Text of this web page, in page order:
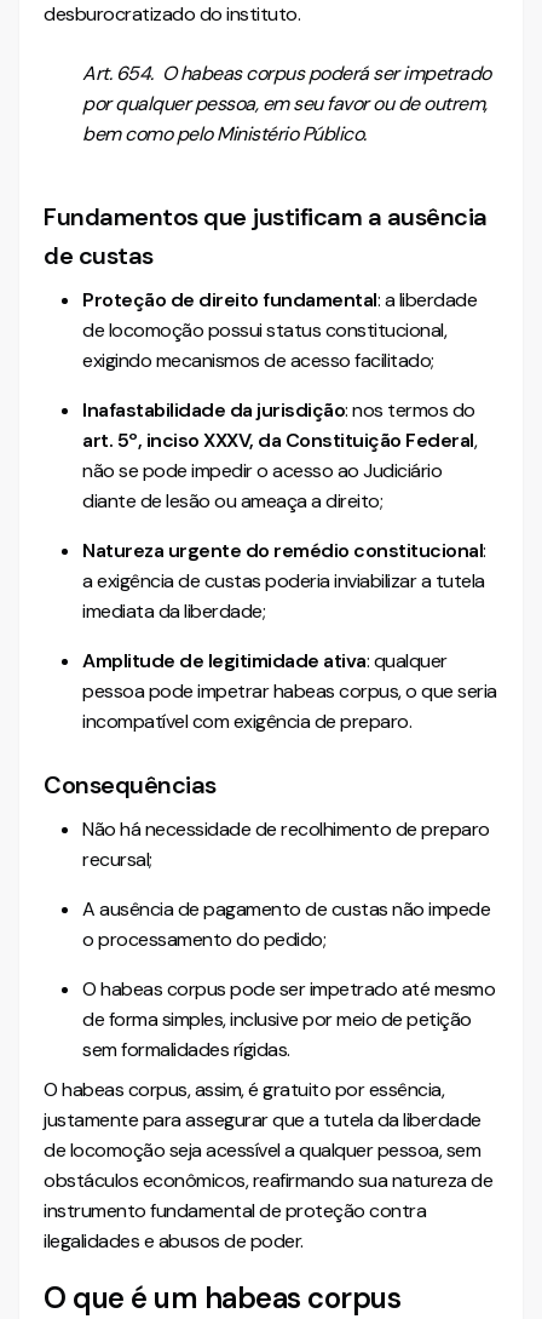
desburocratizado do instituto.
Art. 654. O habeas corpus poderá ser impetrado
por qualquer pessoa, em seu favor ou de outrem,
bem como pelo Ministério Público.
Fundamentos que justificam a ausência
de custas
Proteção de direito fundamental: a liberdade
de locomoção possui status constitucional,
exigindo mecanismos de acesso facilitado;
Inafastabilidade da jurisdição: nos termos do
art. 5º, inciso XXXV, da Constituição Federal,
não se pode impedir o acesso ao Judiciário
diante de lesão ou ameaça a direito;
Natureza urgente do remédio constitucional:
a exigência de custas poderia inviabilizar a tutela
imediata da liberdade;
Amplitude de legitimidade ativa: qualquer
pessoa pode impetrar habeas corpus, o que seria
incompatível com exigência de preparo.
Consequências
Não há necessidade de recolhimento de preparo
recursal;
A ausência de pagamento de custas não impede
o processamento do pedido;
O habeas corpus pode ser impetrado até mesmo
de forma simples, inclusive por meio de petição
sem formalidades rígidas.
O habeas corpus, assim, é gratuito por essência,
justamente para assegurar que a tutela da liberdade
de locomoção seja acessível a qualquer pessoa, sem
obstáculos econômicos, reafirmando sua natureza de
instrumento fundamental de proteção contra
ilegalidades e abusos de poder.
O que é um habeas corpus